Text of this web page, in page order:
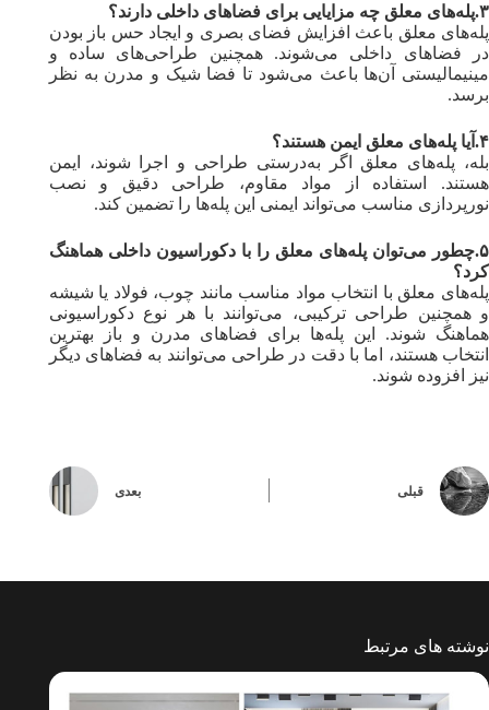
۳.پله‌های معلق چه مزایایی برای فضاهای داخلی دارند؟
پله‌های معلق باعث افزایش فضای بصری و ایجاد حس باز بودن
در فضاهای داخلی می‌شوند. همچنین طراحی‌های ساده و
مینیمالیستی آن‌ها باعث می‌شود تا فضا شیک و مدرن به نظر
برسد.
۴.آیا پله‌های معلق ایمن هستند؟
بله، پله‌های معلق اگر به‌درستی طراحی و اجرا شوند، ایمن
هستند. استفاده از مواد مقاوم، طراحی دقیق و نصب
نورپردازی مناسب می‌تواند ایمنی این پله‌ها را تضمین کند.
۵.چطور می‌توان پله‌های معلق را با دکوراسیون داخلی هماهنگ
کرد؟
پله‌های معلق با انتخاب مواد مناسب مانند چوب، فولاد یا شیشه
و همچنین طراحی ترکیبی، می‌توانند با هر نوع دکوراسیونی
هماهنگ شوند. این پله‌ها برای فضاهای مدرن و باز بهترین
انتخاب هستند، اما با دقت در طراحی می‌توانند به فضاهای دیگر
نیز افزوده شوند.
قبلی بعدی
نوشته های مرتبط